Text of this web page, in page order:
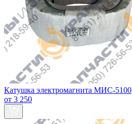
Катушка электромагнита МИС-5100
от 3 250